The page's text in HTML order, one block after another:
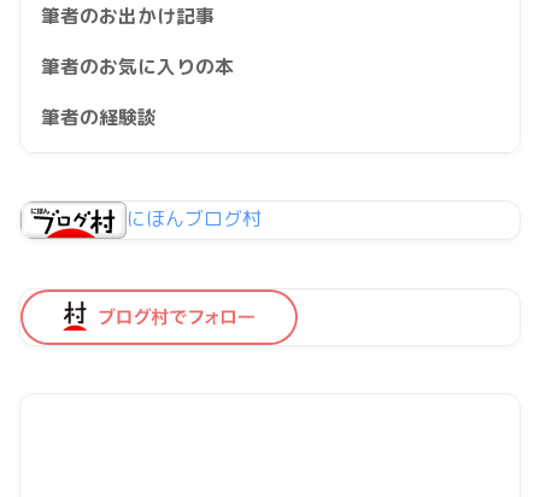
筆者のお出かけ記事
筆者のお気に入りの本
筆者の経験談
にほんブログ村